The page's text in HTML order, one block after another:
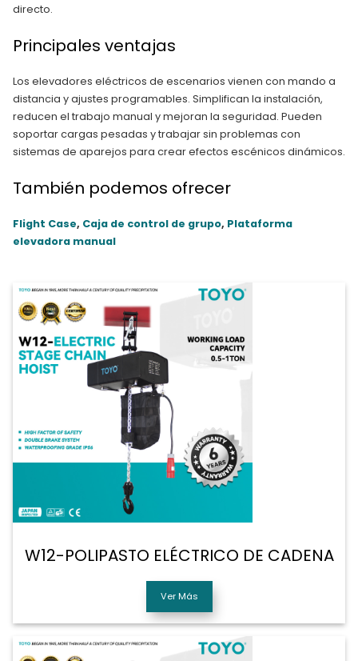
directo.
Principales ventajas
Los elevadores eléctricos de escenarios vienen con mando a
distancia y ajustes programables. Simplifican la instalación,
reducen el trabajo manual y mejoran la seguridad. Pueden
soportar cargas pesadas y trabajar sin problemas con
sistemas de aparejos para crear efectos escénicos dinámicos.
También podemos ofrecer
Flight Case, Caja de control de grupo, Plataforma
elevadora manual
W12-POLIPASTO ELÉCTRICO DE CADENA
Ver Más